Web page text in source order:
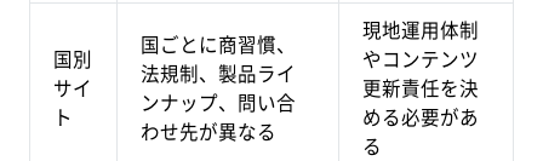
国別
サイ
ト
国ごとに商習慣、
法規制、製品ライ
ンナップ、問い合
わせ先が異なる
現地運用体制
やコンテンツ
更新責任を決
める必要があ
る